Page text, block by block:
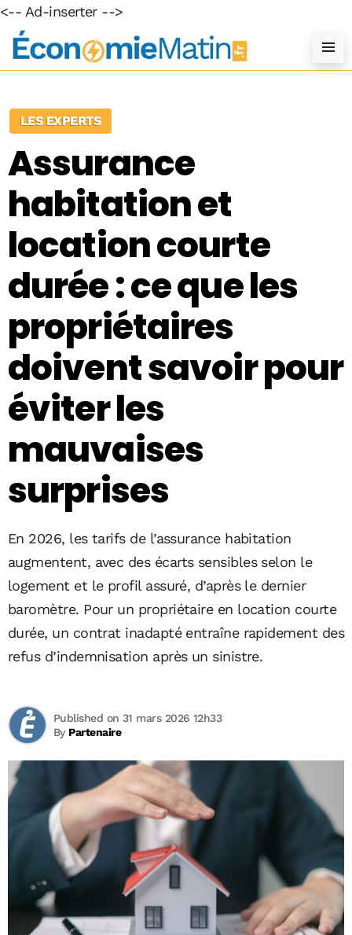
<-- Ad-inserter -->
LES EXPERTS
Assurance
habitation et
location courte
durée : ce que les
propriétaires
doivent savoir pour
éviter les
mauvaises
surprises
En 2026, les tarifs de l’assurance habitation
augmentent, avec des écarts sensibles selon le
logement et le profil assuré, d’après le dernier
baromètre. Pour un propriétaire en location courte
durée, un contrat inadapté entraîne rapidement des
refus d’indemnisation après un sinistre.
By Partenaire
Published on 31 mars 2026 12h33